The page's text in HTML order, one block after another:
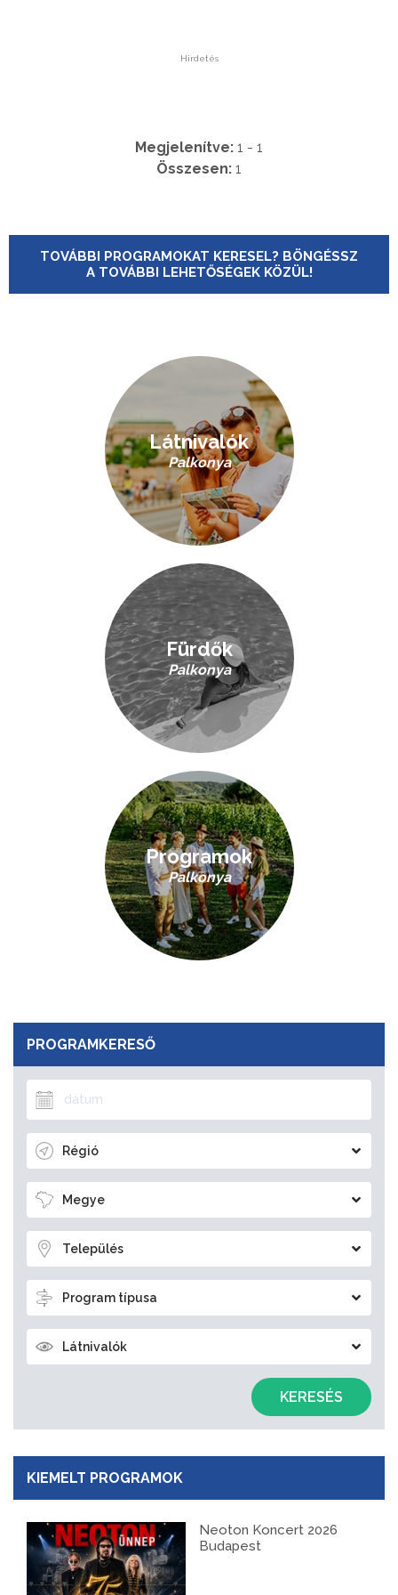
PROGRAMKERESŐ
Régió
Megye
Település
Program típusa
Látnivalók
KERESÉS
KIEMELT PROGRAMOK
Neoton Koncert 2026
Budapest
Hirdetés
Megjelenítve: 1 - 1
Összesen: 1
TOVÁBBI PROGRAMOKAT KERESEL? BÖNGÉSSZ
A TOVÁBBI LEHETŐSÉGEK KÖZÜL!
Látnivalók
Palkonya
Fürdők
Palkonya
Programok
Palkonya